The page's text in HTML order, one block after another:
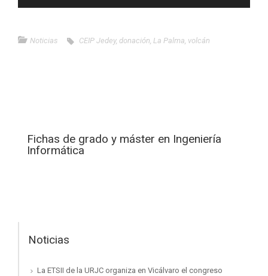
Noticias CEIP Jedey, donación, La Palma, volcán
Fichas de grado y máster en Ingeniería
Informática
Noticias
La ETSII de la URJC organiza en Vicálvaro el congreso